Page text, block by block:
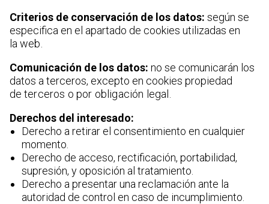
Criterios de conservación de los datos: según se
especifica en el apartado de cookies utilizadas en
la web.
Comunicación de los datos: no se comunicarán los
datos a terceros, excepto en cookies propiedad
de terceros o por obligación legal.
Derechos del interesado:
Derecho a retirar el consentimiento en cualquier
momento.
Derecho de acceso, rectificación, portabilidad,
supresión, y oposición al tratamiento.
Derecho a presentar una reclamación ante la
autoridad de control en caso de incumplimiento.